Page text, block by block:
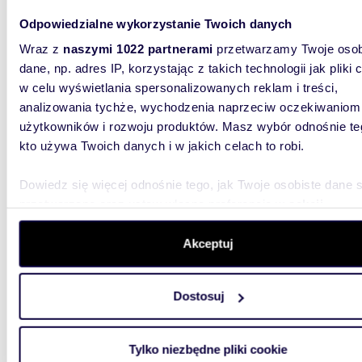
Odpowiedzialne wykorzystanie Twoich danych
Wraz z naszymi 1022 partnerami przetwarzamy Twoje
dane, np. adres IP, korzystając z takich technologii jak pliki
w celu wyświetlania spersonalizowanych reklam i treści,
analizowania tychże, wychodzenia naprzeciw oczekiwaniom
użytkowników i rozwoju produktów. Masz wybór odnośnie
kto używa Twoich danych i w jakich celach to robi.
Dowiedz się więcej odnośnie tego, jak Twoje osobiste dane
szczegółów. W Deklaracji plików cookie możesz zmienić
wycofać swoją zgodę w dowolnej chwili.
aby oferować funkcje społecznościowe i analizować ruch w
witrynie. Informacje o tym, jak korzystasz z naszej witryny,
analitycznym. Partnerzy mogą połączyć te informacje z
Akceptuj
Dostosuj
Tylko niezbędne pliki cookie
44m
Na sprzedaż 44 m² mieszkanie z basenem i